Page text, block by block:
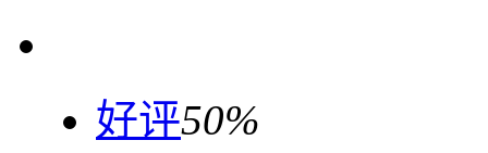
好评50%